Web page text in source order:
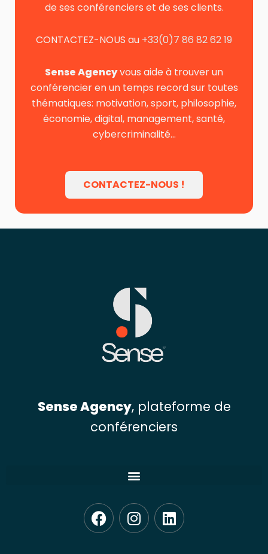
de ses conférenciers et de ses clients.
CONTACTEZ-NOUS au +33(0)7 86 82 62 19
Sense Agencyvous aide à trouver un
conférencier en un temps record sur toutes
thématiques: motivation, sport, philosophie,
économie, digital, management, santé,
cybercriminalité…
CONTACTEZ-NOUS !
Sense Agency, plateforme de
conférenciers
F
a
c
I
n
s
L
i
n